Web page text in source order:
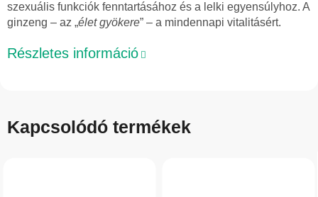
szexuális funkciók fenntartásához és a lelki egyensúlyhoz. A
ginzeng – az „élet gyökere” – a mindennapi vitalitásért.
Részletes információ
Kapcsolódó termékek